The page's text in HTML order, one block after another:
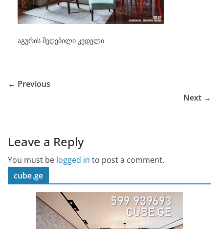
აგურის შეღებილი კედელი
← Previous
Next →
Leave a Reply
You must be logged in to post a comment.
cube.ge